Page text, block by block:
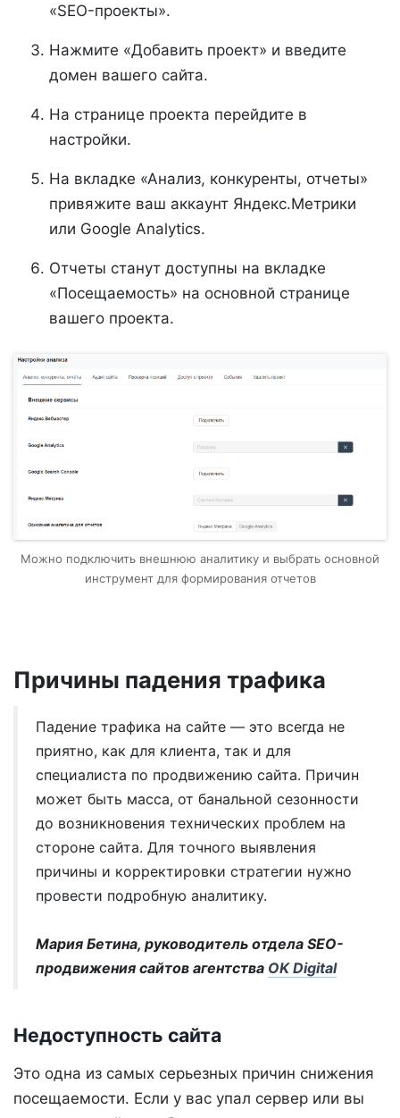
«SEO-проекты».
Нажмите «Добавить проект» и введите
домен вашего сайта.
На странице проекта перейдите в
настройки.
На вкладке «Анализ, конкуренты, отчеты»
привяжите ваш аккаунт Яндекс.Метрики
или Google Analytics.
Отчеты станут доступны на вкладке
«Посещаемость» на основной странице
вашего проекта.
Можно подключить внешнюю аналитику и выбрать основной
инструмент для формирования отчетов
Причины падения трафика
Падение трафика на сайте — это всегда не
приятно, как для клиента, так и для
специалиста по продвижению сайта. Причин
может быть масса, от банальной сезонности
до возникновения технических проблем на
стороне сайта. Для точного выявления
причины и корректировки стратегии нужно
провести подробную аналитику.
Мария Бетина, руководитель отдела SEO-
продвижения сайтов агентства OK Digital
Недоступность сайта
Это одна из самых серьезных причин снижения
посещаемости. Если у вас упал сервер или вы